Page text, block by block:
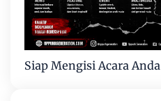
Siap Mengisi Acara Anda